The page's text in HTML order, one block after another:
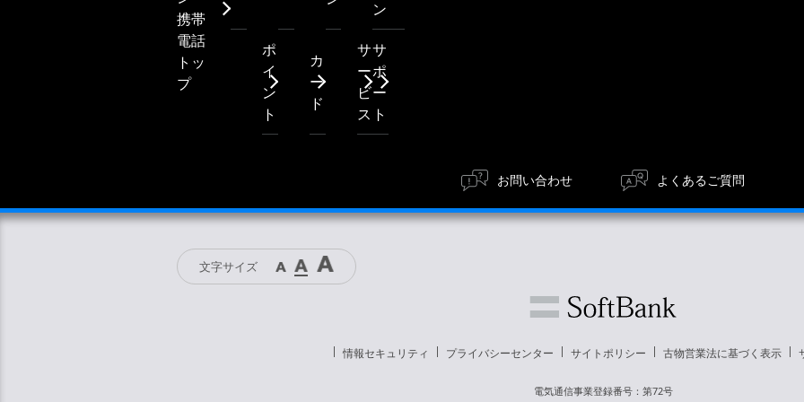
携帯
電話
トッ
プ
ン
ポ
イ
ン
ト
カ
ー
ド
サ
ー
ビ
ス
サ
ポ
ー
ト
お問い合わせ よくあるご質問
文字サイズ
情報セキュリティ プライバシーセンター サイトポリシー 古物営業法に基づく表示
電気通信事業登録番号：第72号